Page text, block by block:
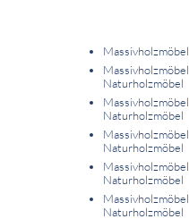
Massivholzmöbel
Massivholzmöbel
Naturholzmöbel
Massivholzmöbel
Naturholzmöbel
Massivholzmöbel
Naturholzmöbel
Massivholzmöbel
Naturholzmöbel
Massivholzmöbel
Naturholzmöbel